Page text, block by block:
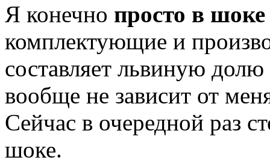
Я конечно просто в шоке
комплектующие и
составляет львиную
вообще не зависит от
Сейчас в очередной раз
шоке.